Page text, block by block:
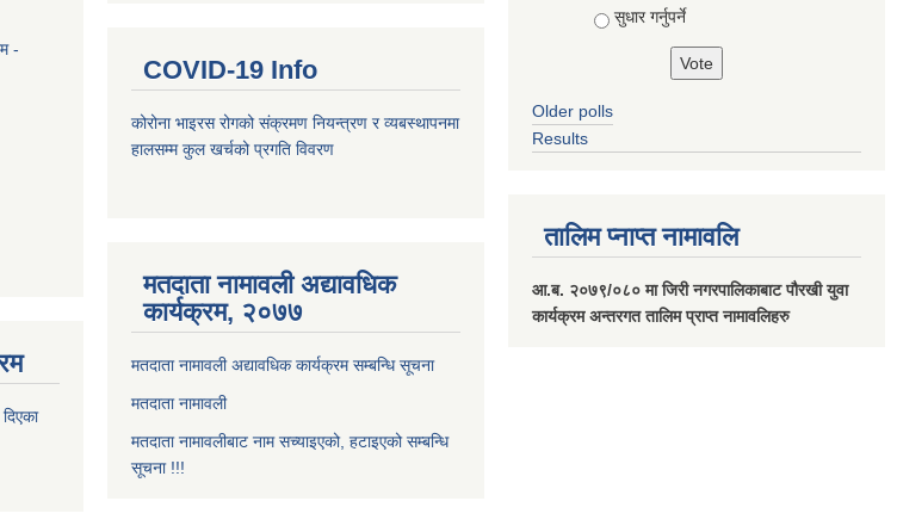
-
COVID-19 Info
कोरोना भाइरस रोगको संक्रमण नियन्त्रण र व्यबस्थापनमा
हालसम्म कुल खर्चको प्रगति विवरण
मतदाता नामावली अद्यावधिक
कार्यक्रम, २०७७
मतदाता नामावली अद्यावधिक कार्यक्रम सम्बन्धि सूचना
मतदाता नामावली
मतदाता नामावलीबाट नाम सच्याइएको, हटाइएको सम्बन्धि
सूचना !!!
सुधार गर्नुपर्ने
Older polls
Results
तालिम प्नाप्त नामावलि
आ.ब. २०७९/०८० मा जिरी नगरपालिकाबाट पौरखी युवा
कार्यक्रम अन्तरगत तालिम प्राप्त नामावलिहरु